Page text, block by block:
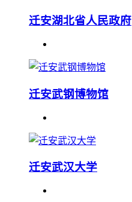
迁安湖北省人民政府
迁安武钢博物馆
迁安武汉大学